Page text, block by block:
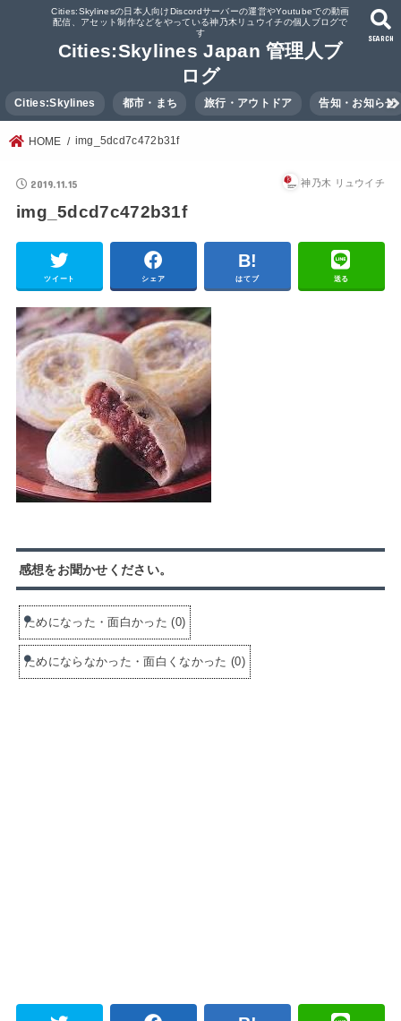
Cities:Skylinesの日本人向けDiscordサーバーの運営やYoutubeでの動画
配信、アセット制作などをやっている神乃木リュウイチの個人ブログで
す
Cities:Skylines Japan 管理人ブ
ログ
SEARCH
Cities:Skylines 都市・まち 旅行・アウトドア 告知・お知らせ
HOME img_5dcd7c472b31f
2019.11.15 神乃木 リュウイチ
img_5dcd7c472b31f
ツイート シェア はてブ 送る
感想をお聞かせください。
ためになった・面白かった (0)
ためにならなかった・面白くなかった (0)